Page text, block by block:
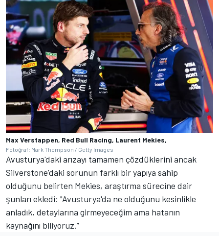
Max Verstappen, Red Bull Racing, Laurent Mekies,
Fotoğraf: Mark Thompson / Getty Images
Avusturya'daki arızayı tamamen çözdüklerini ancak
Silverstone'daki sorunun farklı bir yapıya sahip
olduğunu belirten Mekies, araştırma sürecine dair
şunları ekledi: "Avusturya'da ne olduğunu kesinlikle
anladık, detaylarına girmeyeceğim ama hatanın
kaynağını biliyoruz.”